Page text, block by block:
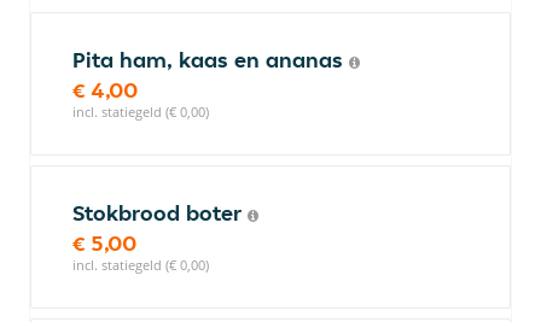
Pita ham, kaas en ananas
€ 4,00
incl. statiegeld (€ 0,00)
Stokbrood boter
€ 5,00
incl. statiegeld (€ 0,00)